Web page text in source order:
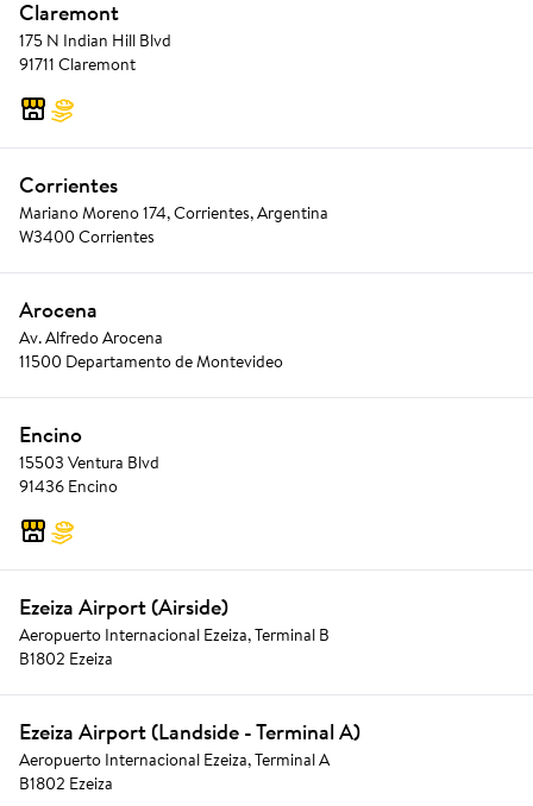
Claremont
175 N Indian Hill Blvd
91711 Claremont
Corrientes
Mariano Moreno 174, Corrientes, Argentina
W3400 Corrientes
Arocena
Av. Alfredo Arocena
11500 Departamento de Montevideo
Encino
15503 Ventura Blvd
91436 Encino
Ezeiza Airport (Airside)
Aeropuerto Internacional Ezeiza, Terminal B
B1802 Ezeiza
Ezeiza Airport (Landside - Terminal A)
Aeropuerto Internacional Ezeiza, Terminal A
B1802 Ezeiza